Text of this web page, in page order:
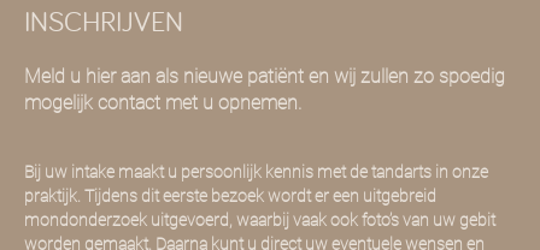
INSCHRIJVEN
Meld u hier aan als nieuwe patiënt en wij zullen zo spoedig
mogelijk contact met u opnemen.
Bij uw intake maakt u persoonlijk kennis met de tandarts in onze
praktijk. Tijdens dit eerste bezoek wordt er een uitgebreid
mondonderzoek uitgevoerd, waarbij vaak ook foto’s van uw gebit
worden gemaakt. Daarna kunt u direct uw eventuele wensen en